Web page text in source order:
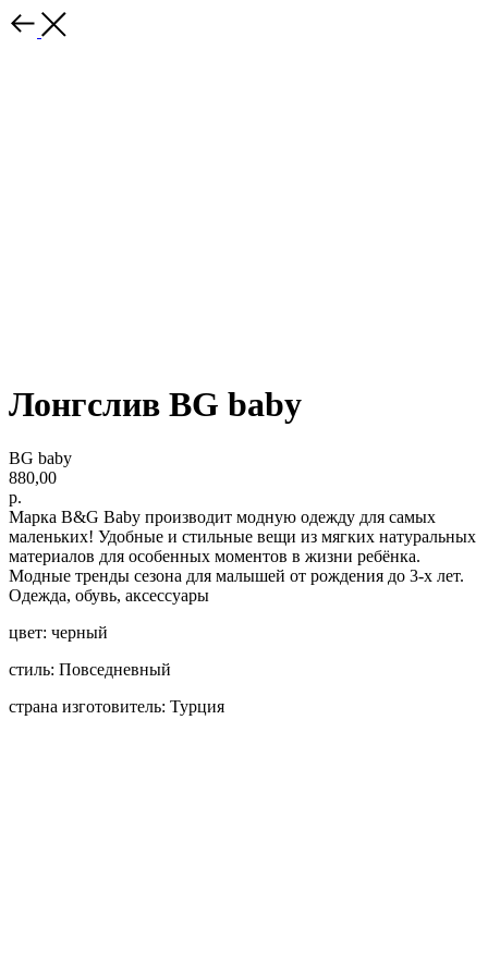
Лонгслив BG baby
BG baby
880,00
р.
Марка B&G Baby производит модную одежду для самых
маленьких! Удобные и стильные вещи из мягких натуральных
материалов для особенных моментов в жизни ребёнка.
Модные тренды сезона для малышей от рождения до 3-х лет.
Одежда, обувь, аксессуары
цвет: черный
стиль: Повседневный
страна изготовитель: Турция